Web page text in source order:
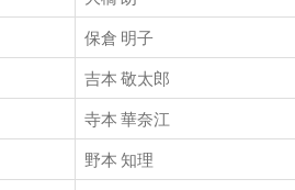
保倉 明子
吉本 敬太郎
寺本 華奈江
野本 知理